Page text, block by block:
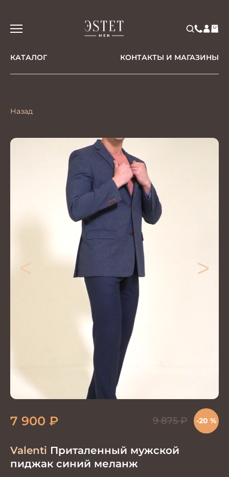
КАТАЛОГ КОНТАКТЫ И МАГАЗИНЫ
Назад
< >
Valenti Приталенный мужской
пиджак синий меланж
7 900 ₽ 9 875₽ -20 %